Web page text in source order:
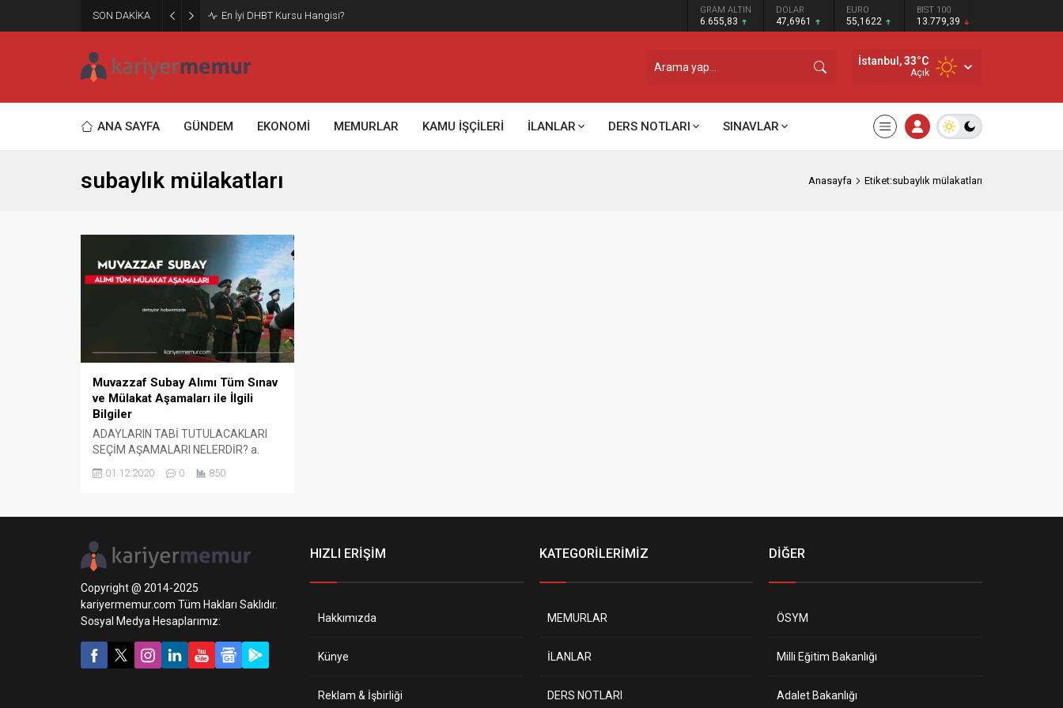
SON DAKİKA En İyi DHBT Kursu Hangisi? GRAM ALTIN
6.655,83
DOLAR
47,6961
EURO
55,1622
BIST 100
13.779,39
İstanbul,33°C
Açık
ANA SAYFA GÜNDEM EKONOMİ MEMURLAR KAMU İŞÇİLERİ İLANLAR DERS NOTLARI SINAVLAR
subaylık mülakatları Anasayfa Etiket:subaylık mülakatları
Muvazzaf Subay Alımı Tüm Sınav
ve Mülakat Aşamaları ile İlgili
Bilgiler
ADAYLARIN TABİ TUTULACAKLARI
SEÇİM AŞAMALARI NELERDİR? a.
(1) Genel Kültür Sınavı (Pratisyen
Değerlendirme, (4) Kişilik
Değerlendirme Testi, (5) Fiziki
Sınavı, (7) Sağlık Kurulu Raporu
İşlemleri, (8)...
01.12.2020 0 850
Copyright @ 2014-2025
kariyermemur.com Tüm Hakları Saklıdır.
Sosyal Medya Hesaplarımız:
HIZLI ERİŞİM
Hakkımızda
Künye
Reklam & İşbirliği
KATEGORİLERİMİZ
MEMURLAR
İLANLAR
DERS NOTLARI
DİĞER
ÖSYM
Milli Eğitim Bakanlığı
Adalet Bakanlığı